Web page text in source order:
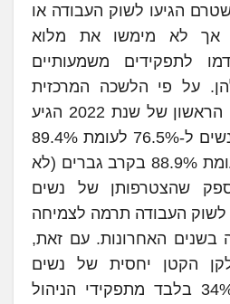
שטרם הגיעו לשוק העבודה או
אך לא מימשו את מלוא
לתפקידים משמעותיים
על פי הלשכה המרכזית
לסטטיסטיקה ברבעון הראשון של שנת 2022 הגיע
שיעור התעסוקה של נשים ל-76.5% לעומת 89.4%
בכלל האוכלוסייה ולעומת 88.9% בקרב גברים (לא
שהצטרפותן של נשים
לשוק העבודה תרמה לצמיחה
האחרונות. עם זאת,
הקטן יחסית של נשים
בתפקידי ניהול עם 34% בלבד מתפקידי הניהול